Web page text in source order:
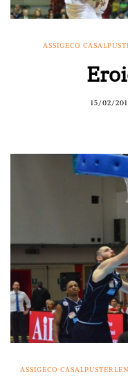
ASSIGECO
15/02/
ASSIGECO